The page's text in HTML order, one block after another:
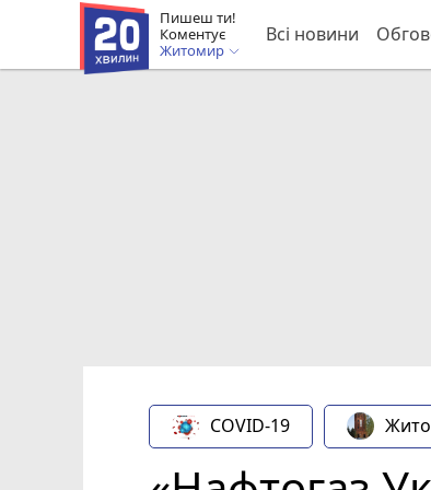
Пишеш ти!
Коментує
Житомир
Всі новини
COVID-19